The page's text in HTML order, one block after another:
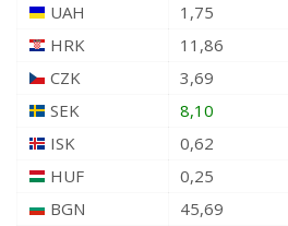
UAH
1,75
HRK
11,86
CZK
3,69
SEK
8,10
ISK
0,62
HUF
0,25
BGN
45,69